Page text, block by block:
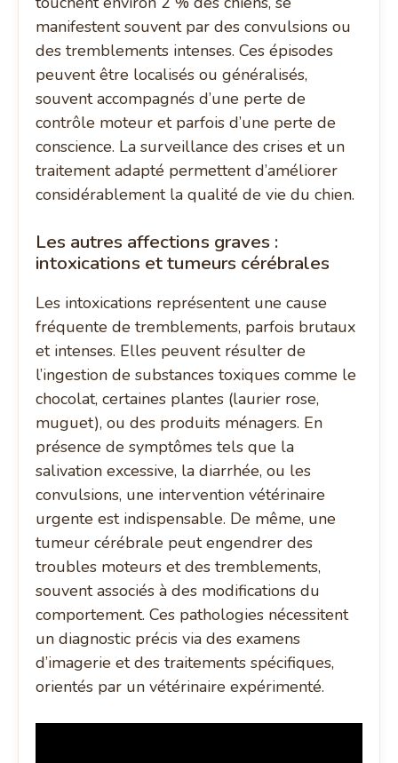
manifestent souvent par des convulsions ou
des tremblements intenses. Ces épisodes
peuvent être localisés ou généralisés,
souvent accompagnés d’une perte de
contrôle moteur et parfois d’une perte de
conscience. La surveillance des crises et un
traitement adapté permettent d’améliorer
considérablement la qualité de vie du chien.
Les autres affections graves :
intoxications et tumeurs cérébrales
Les intoxications représentent une cause
fréquente de tremblements, parfois brutaux
et intenses. Elles peuvent résulter de
l’ingestion de substances toxiques comme le
chocolat, certaines plantes (laurier rose,
muguet), ou des produits ménagers. En
présence de symptômes tels que la
salivation excessive, la diarrhée, ou les
convulsions, une intervention vétérinaire
urgente est indispensable. De même, une
tumeur cérébrale peut engendrer des
troubles moteurs et des tremblements,
souvent associés à des modifications du
comportement. Ces pathologies nécessitent
un diagnostic précis via des examens
d’imagerie et des traitements spécifiques,
orientés par un vétérinaire expérimenté.